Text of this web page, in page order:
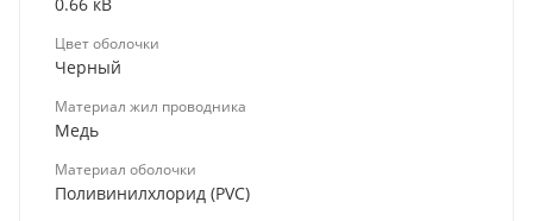
Цвет оболочки
Черный
Материал жил проводника
Медь
Материал оболочки
Поливинилхлорид (PVC)